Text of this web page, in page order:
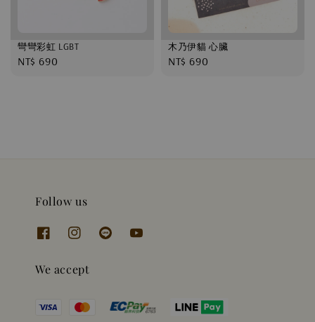
彎彎彩虹 LGBT
Regular
NT$ 690
木乃伊貓 心臟
Regular
NT$ 690
Follow us
We accept